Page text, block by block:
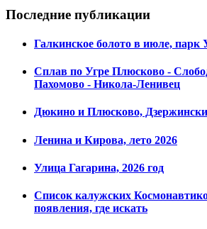
Последние публикации
Галкинское болото в июле, парк
Сплав по Угре Плюсково -
Пахомово - Никола-Ленивец
Дюкино и Плюсково,
Ленина и Кирова, лето 2026
Улица Гагарина, 2026 год
Список калужских
появления, где искать